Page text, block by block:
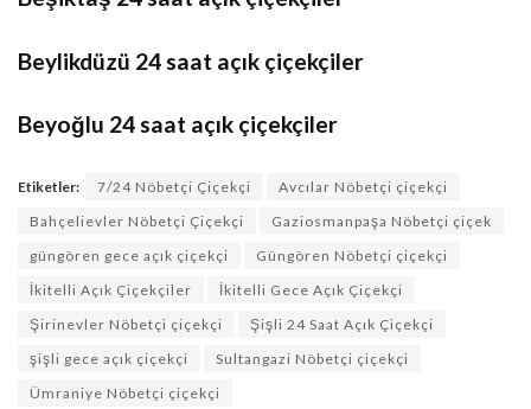
Beylikdüzü 24 saat açık çiçekçiler
Beyoğlu 24 saat açık çiçekçiler
Etiketler: 7/24 Nöbetçi Çiçekçi
Avcılar Nöbetçi çiçekçi
Bahçelievler Nöbetçi Çiçekçi
Gaziosmanpaşa Nöbetçi çiçek
güngören gece açık çiçekçi
Güngören Nöbetçi çiçekçi
İkitelli Açık Çiçekçiler
İkitelli Gece Açık Çiçekçi
Şirinevler Nöbetçi çiçekçi
Şişli 24 Saat Açık Çiçekçi
şişli gece açık çiçekçi
Sultangazi Nöbetçi çiçekçi
Ümraniye Nöbetçi çiçekçi